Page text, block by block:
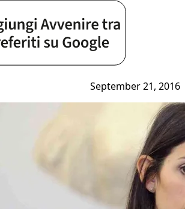
September 21, 2016